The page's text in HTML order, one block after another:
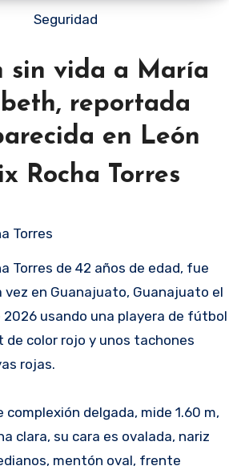
Seguridad
sin vida a María
reportada
en León
Rocha Torres
Torres
Torres de 42 años de edad, fue
en Guanajuato, Guanajuato el
2026 usando una playera de fútbol
de color rojo y unos tachones
rojas.
complexión delgada, mide 1.60 m,
clara, su cara es ovalada, nariz
mentón oval, frente